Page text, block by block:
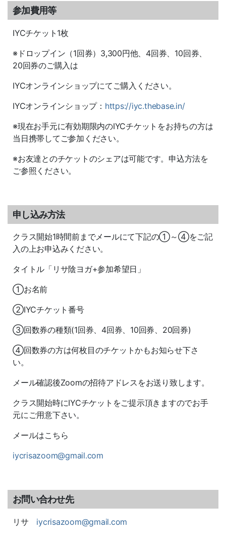
参加費用等
IYCチケット1枚
※ドロップイン（1回券）3,300円他、4回券、10回券、
20回券のご購入は
IYCオンラインショップにてご購入ください。
IYCオンラインショップ： https://iyc.thebase.in/
※現在お手元に有効期限内のIYCチケットをお持ちの方は
当日携帯してご参加ください。
※お友達とのチケットのシェアは可能です。申込方法を
ご参照ください。
申し込み方法
クラス開始1時間前までメールにて下記の①～④をご記
入の上お申込みください。
タイトル「リサ陰ヨガ+参加希望日」
①お名前
②IYCチケット番号
③回数券の種類(1回券、4回券、10回券、20回券)
④回数券の方は何枚目のチケットかもお知らせ下さ
い。
メール確認後Zoomの招待アドレスをお送り致します。
クラス開始時にIYCチケットをご提示頂きますのでお手
元にご用意下さい。
メールはこちら
iycrisazoom@gmail.com
お問い合わせ先
リサ iycrisazoom@gmail.com